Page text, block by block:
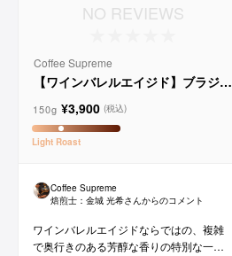
NO REVIEWS
Coffee Supreme
【ワインバレルエイジド】ブラジル
ョ
150g ¥3,900 (税込)
Light Roast
Coffee Supreme
焙煎士： 金城 光希さんからのコメント
ワインバレルエイジドならではの、複雑
で奥行きのある芳醇な香りの特別な一杯